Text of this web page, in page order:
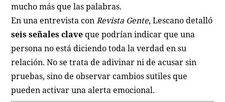
mucho más que las palabras.
En una entrevista conRevista Gente, Lescano detalló
seis señales claveque podrían indicar que una
persona no está diciendo toda la verdad en su
relación. No se trata de adivinar ni de acusar sin
pruebas, sino de observar cambios sutiles que
pueden activar una alerta emocional.